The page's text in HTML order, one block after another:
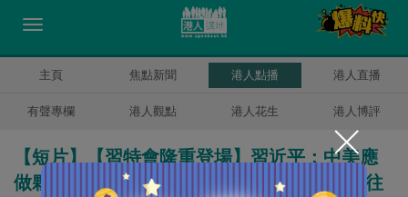
主頁 焦點新聞 港人點播 港人直播
有聲專欄 港人觀點 港人花生 港人博評
【短片】【習特會隆重登場】習近平：中美應
做夥伴而非對手 特朗普：兩國關係將會比以往